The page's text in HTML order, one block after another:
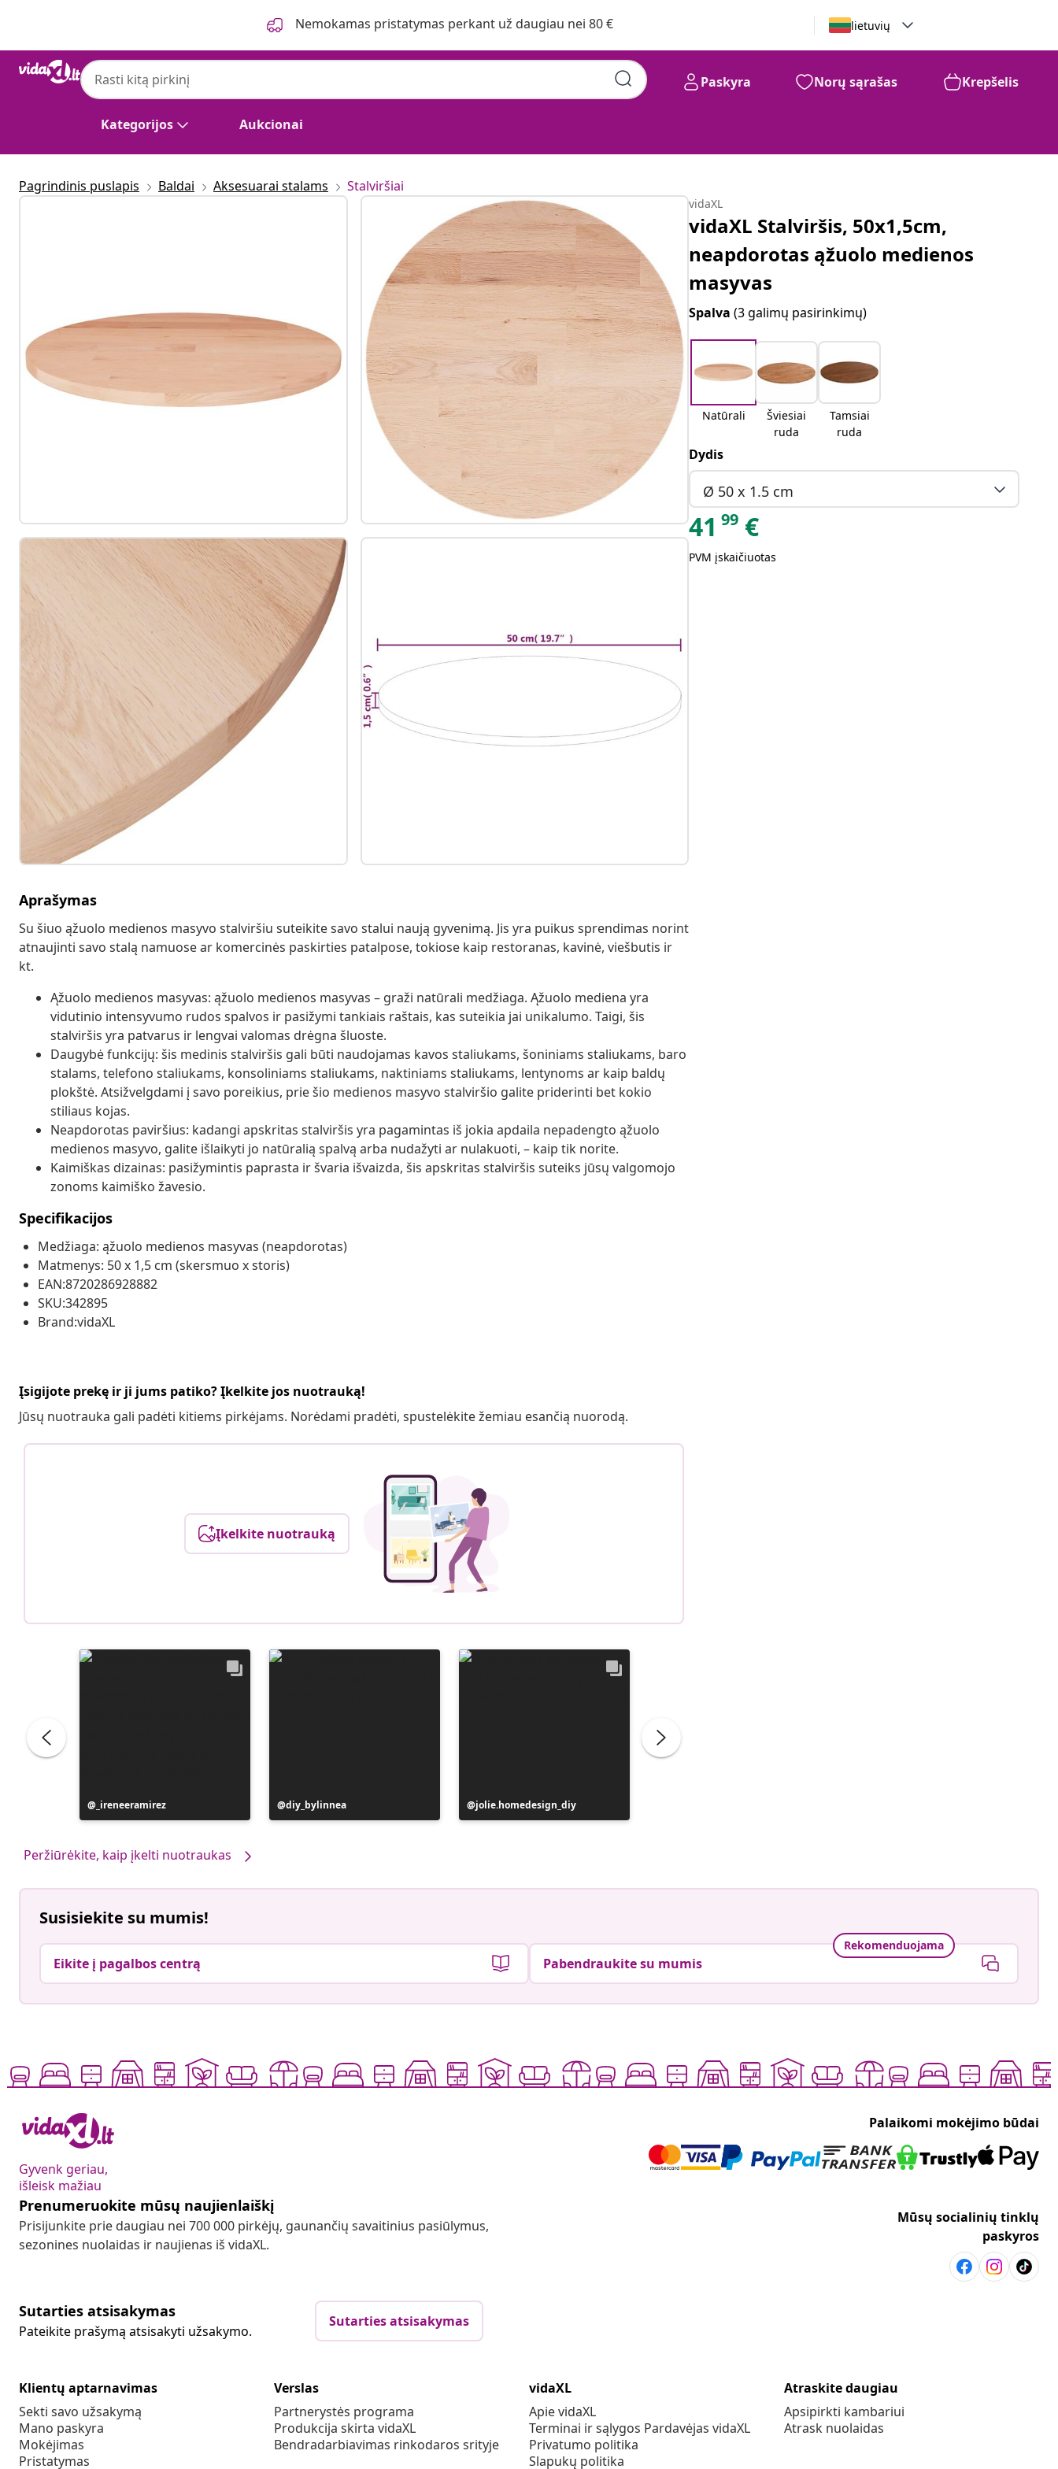
Nemokamas pristatymas perkant už daugiau nei 80 € lietuvių
Kategorijos Aukcionai
Paskyra Norų sąrašas Krepšelis
Pagrindinis puslapis Baldai Aksesuarai stalams Stalviršiai
Aprašymas
Su šiuo ąžuolo medienos masyvo stalviršiu suteikite savo stalui naują gyvenimą. Jis yra puikus sprendimas norint
atnaujinti savo stalą namuose ar komercinės paskirties patalpose, tokiose kaip restoranas, kavinė, viešbutis ir
kt.
Ąžuolo medienos masyvas: ąžuolo medienos masyvas – graži natūrali medžiaga. Ąžuolo mediena yra
vidutinio intensyvumo rudos spalvos ir pasižymi tankiais raštais, kas suteikia jai unikalumo. Taigi, šis
stalviršis yra patvarus ir lengvai valomas drėgna šluoste.
Daugybė funkcijų: šis medinis stalviršis gali būti naudojamas kavos staliukams, šoniniams staliukams, baro
stalams, telefono staliukams, konsoliniams staliukams, naktiniams staliukams, lentynoms ar kaip baldų
plokštė. Atsižvelgdami į savo poreikius, prie šio medienos masyvo stalviršio galite priderinti bet kokio
stiliaus kojas.
Neapdorotas paviršius: kadangi apskritas stalviršis yra pagamintas iš jokia apdaila nepadengto ąžuolo
medienos masyvo, galite išlaikyti jo natūralią spalvą arba nudažyti ar nulakuoti, – kaip tik norite.
Kaimiškas dizainas: pasižymintis paprasta ir švaria išvaizda, šis apskritas stalviršis suteiks jūsų valgomojo
zonoms kaimiško žavesio.
Specifikacijos
Medžiaga: ąžuolo medienos masyvas (neapdorotas)
Matmenys: 50 x 1,5 cm (skersmuo x storis)
EAN:8720286928882
SKU:342895
Brand:vidaXL
Įsigijote prekę ir ji jums patiko? Įkelkite jos nuotrauką!
Jūsų nuotrauka gali padėti kitiems pirkėjams. Norėdami pradėti, spustelėkite žemiau esančią nuorodą.
Įkelkite nuotrauką
Įrašą
paskelbė
_ireneeramirez
Įrašą
paskelbė
diy_bylinnea
Įrašą
paskelbė
jolie.homedesign_diy
Peržiūrėkite, kaip įkelti nuotraukas
vidaXL
vidaXL Stalviršis, 50x1,5cm,
neapdorotas ąžuolo medienos
masyvas
Spalva(3 galimų pasirinkimų)
Natūrali
Šviesiai
ruda
Tamsiai
ruda
Dydis
Ø 50 x 1.5 cm
41 99 €
PVM įskaičiuotas
Susisiekite su mumis!
Eikite į pagalbos centrą
Rekomenduojama
Pabendraukite su mumis
Gyvenk geriau,
išleisk mažiau
Palaikomi mokėjimo būdai
Prenumeruokite mūsų naujienlaiškį
Prisijunkite prie daugiau nei 700 000 pirkėjų, gaunančių savaitinius pasiūlymus,
sezonines nuolaidas ir naujienas iš vidaXL.
Mūsų socialinių tinklų
paskyros
Sutarties atsisakymas
Pateikite prašymą atsisakyti užsakymo.
Sutarties atsisakymas
Klientų aptarnavimas
Sekti savo užsakymą
Mano paskyra
Mokėjimas
Pristatymas
Verslas
Partnerystės programa
Produkcija skirta vidaXL
Bendradarbiavimas rinkodaros srityje
vidaXL
Apie vidaXL
Terminai ir sąlygos Pardavėjas vidaXL
Privatumo politika
Slapukų politika
Atraskite daugiau
Apsipirkti kambariui
Atrask nuolaidas